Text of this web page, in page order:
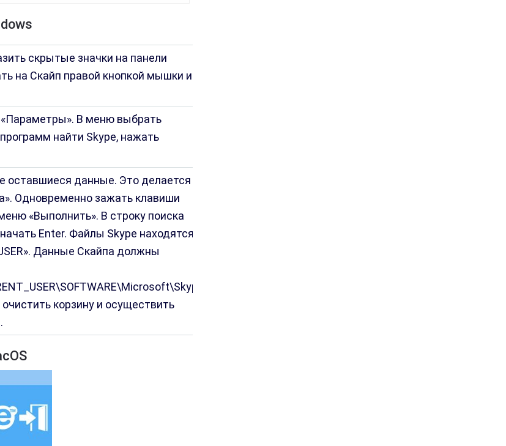
скрытые значки на панели
на Скайп правой кнопкой мышки и
В меню выбрать
найти Skype, нажать
оставшиеся данные. Это делается
Одновременно зажать клавиши
«Выполнить». В строку поиска
Enter. Файлы Skype находятся в
Данные Скайпа должны
корзину и осуществить